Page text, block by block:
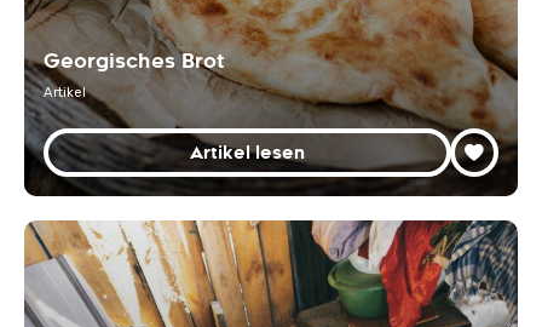
Georgisches Brot
Artikel
Artikel lesen